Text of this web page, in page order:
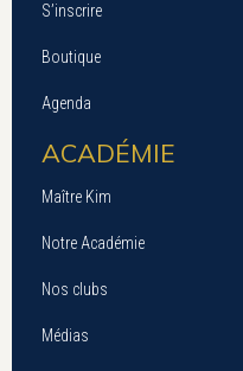
S’inscrire
Boutique
Agenda
ACADÉMIE
Maître Kim
Notre Académie
Nos clubs
Médias